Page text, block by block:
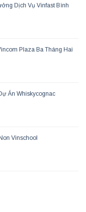
Dịch Vụ Vinfast Bình
Plaza Ba Tháng Hai
Án Whiskycognac
Vinschool